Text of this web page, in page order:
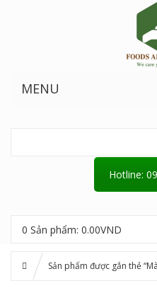
MENU
Hotline:
0 Sản phẩm: 0.00VND
Sản phẩm được gắn thẻ